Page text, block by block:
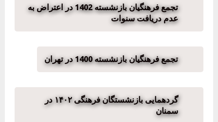
تجمع فرهنگیان بازنشسته 1402 در اعتراض به‌
عدم دریافت سنوات
تجمع فرهنگیان بازنشسته 1400 در تهران
گردهمایی بازنشستگان فرهنگی ۱۴۰۲ در
سمنان